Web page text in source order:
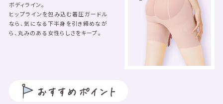
ボディライン。
ヒップラインを包み込む着圧ガードル
なら、気になる下半身を引き締めなが
ら、丸みのある女性らしさをキープ。